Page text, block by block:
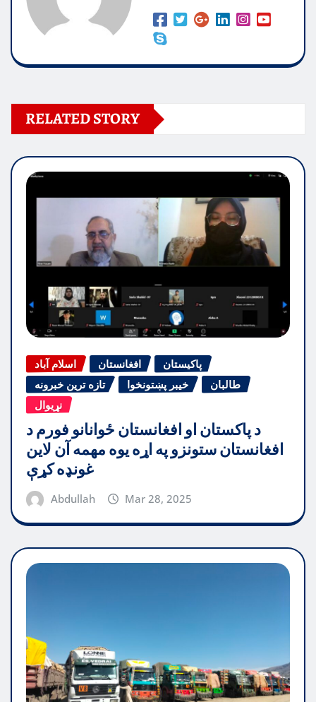
RELATED STORY
اسلام آباد افغانستان
پاکیستان
تازه ترین خبرونه
خیبر پښتونخوا
طالبان
نړیوال
د پاکستان او افغانستان ځوانانو فورم د
افغانستان ستونزو په اړه یوه مهمه آن لاین
غونډه کړې
Abdullah Mar 28, 2025